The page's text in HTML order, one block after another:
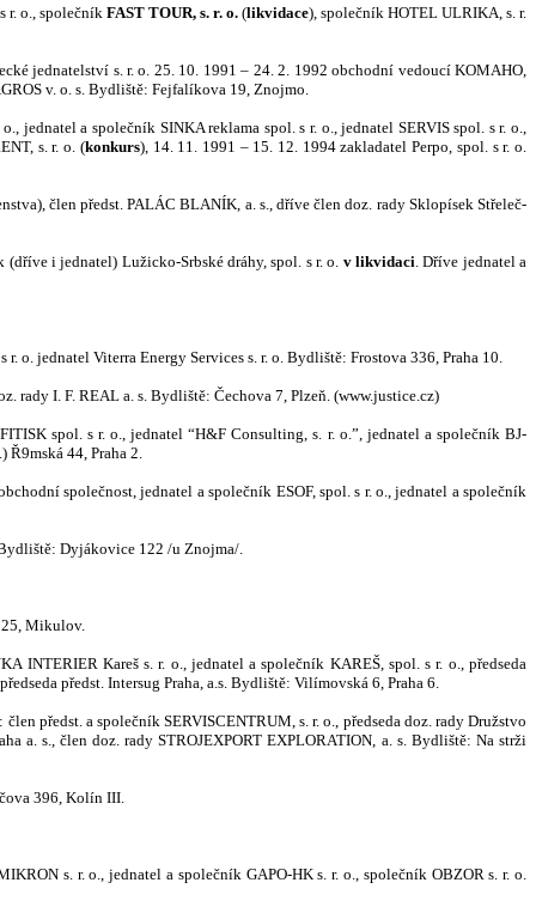
r. o., společníkFAST TOUR, s. r. o.(likvidace), společník HOTEL ULRIKA, s. r.
jednatelství s. r. o. 25. 10. 1991 – 24. 2. 1992 obchodní vedoucí KOMAHO,
v. o. s. Bydliště: Fejfalíkova 19, Znojmo.
jednatel a společník SINKA reklama spol. s r. o., jednatel SERVIS spol. s r. o.,
s. r. o. (konkurs), 14. 11. 1991 – 15. 12. 1994 zakladatel Perpo, spol. s r. o.
člen předst. PALÁC BLANÍK, a. s., dříve člen doz. rady Sklopísek Střeleč-
(dříve i jednatel) Lužicko-Srbské dráhy, spol. s r. o. v likvidaci. Dříve jednatel a
r. o. jednatel Viterra Energy Services s. r. o. Bydliště: Frostova 336, Praha 10.
rady I. F. REAL a. s. Bydliště: Čechova 7, Plzeň. (www.justice.cz)
spol.s r. o., jednatel “H&F Consulting, s. r. o.”, jednatel a společník BJ-
Ř9mská 44, Praha 2.
společnost, jednatel a společník ESOF, spol. s r. o., jednatel a společník
Dyjákovice 122 /u Znojma/.
Mikulov.
INTERIER Kareš s. r. o., jednatel a společník KAREŠ, spol. s r. o., předseda
předst. Intersug Praha, a.s. Bydliště: Vilímovská 6, Praha 6.
předst. a společník SERVISCENTRUM, s. r. o., předseda doz. rady Družstvo
a. s., člen doz. rady STROJEXPORT EXPLORATION, a. s. Bydliště: Na strži
396, Kolín III.
s. r. o., jednatel a společník GAPO-HK s. r. o., společník OBZOR s. r. o.